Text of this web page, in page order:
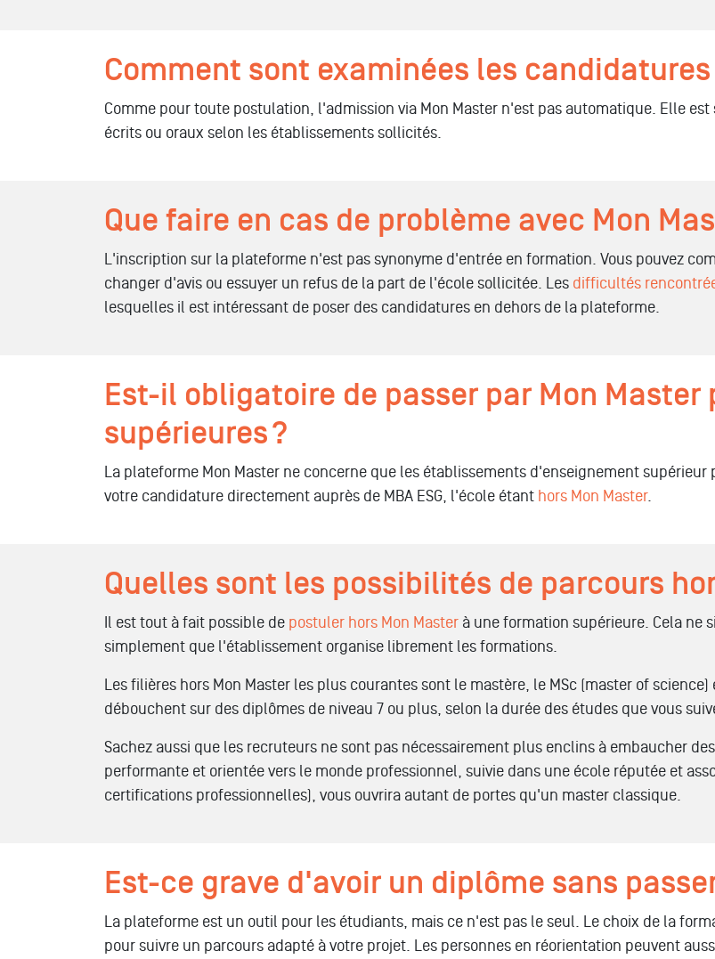
Comment sont examinées les candidatures
Comme pour toute postulation, l'admission via Mon Master n'est pas automatique. Elle
écrits ou oraux selon les établissements sollicités.
Que faire en cas de problème avec Mon
L'inscription sur la plateforme n'est pas synonyme d'entrée en formation. Vous pouvez
changer d'avis ou essuyer un refus de la part de l'école sollicitée. Les difficultés
lesquelles il est intéressant de poser des candidatures en dehors de la plateforme.
Est-il obligatoire de passer par Mon Master
supérieures ?
La plateforme Mon Master ne concerne que les établissements d'enseignement
votre candidature directement auprès de MBA ESG, l'école étant hors Mon Master.
Quelles sont les possibilités de parcours
Il est tout à fait possible de postuler hors Mon Master à une formation supérieure. Cela ne
simplement que l'établissement organise librement les formations.
Les filières hors Mon Master les plus courantes sont le mastère, le MSc (master of
débouchent sur des diplômes de niveau 7 ou plus, selon la durée des études que vous
Sachez aussi que les recruteurs ne sont pas nécessairement plus enclins à embaucher
performante et orientée vers le monde professionnel, suivie dans une école réputée et
certifications professionnelles), vous ouvrira autant de portes qu'un master classique.
Est-ce grave d'avoir un diplôme sans
La plateforme est un outil pour les étudiants, mais ce n'est pas le seul. Le choix de la
pour suivre un parcours adapté à votre projet. Les personnes en réorientation peuvent